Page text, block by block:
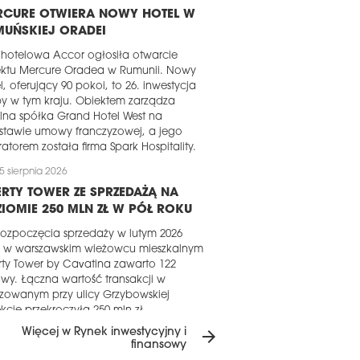
OTWIERA NOWY HOTEL W
ORADEI
hotelowa Accor ogłosiła otwarcie
Mercure Oradea w Rumunii. Nowy
oferujący 90 pokoi, to 26. inwestycja
w tym kraju. Obiektem zarządza
spółka Grand Hotel West na
umowy franczyzowej, a jego
została firma Spark Hospitality.
sierpnia 2026
TOWER ZE SPRZEDAŻĄ NA
250 MLN ZŁ W PÓŁ ROKU
sprzedaży w lutym 2026
w warszawskim wieżowcu mieszkalnym
Tower by Cavatina zawarto 122
Łączna wartość transakcji w
przy ulicy Grzybowskiej
przekroczyła 250 mln zł.
sierpnia 2026
Więcej w Rynek inwestycyjny i
finansowy
arrow_forward